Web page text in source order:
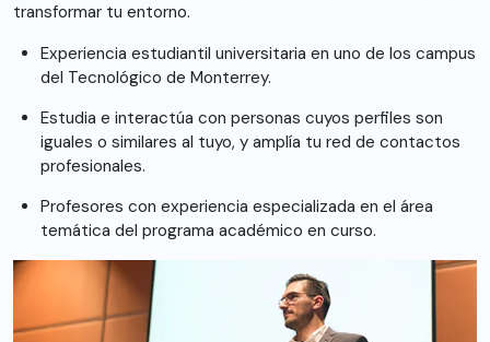
transformar tu entorno.
Experiencia estudiantil universitaria en uno de los campus
del Tecnológico de Monterrey.
Estudia e interactúa con personas cuyos perfiles son
iguales o similares al tuyo, y amplía tu red de contactos
profesionales.
Profesores con experiencia especializada en el área
temática del programa académico en curso.